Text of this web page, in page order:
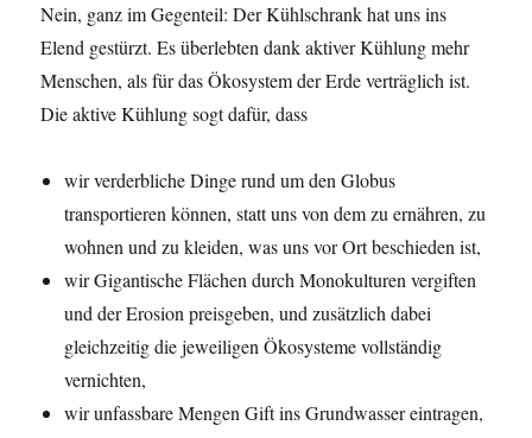
Nein, ganz im Gegenteil: Der Kühlschrank hat uns ins
Elend gestürzt. Es überlebten dank aktiver Kühlung mehr
Menschen, als für das Ökosystem der Erde verträglich ist.
Die aktive Kühlung sogt dafür, dass
wir verderbliche Dinge rund um den Globus
transportieren können, statt uns von dem zu ernähren, zu
wohnen und zu kleiden, was uns vor Ort beschieden ist,
wir Gigantische Flächen durch Monokulturen vergiften
und der Erosion preisgeben, und zusätzlich dabei
gleichzeitig die jeweiligen Ökosysteme vollständig
vernichten,
wir unfassbare Mengen Gift ins Grundwasser eintragen,